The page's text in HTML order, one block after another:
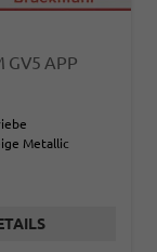
GV5 APP
Metallic